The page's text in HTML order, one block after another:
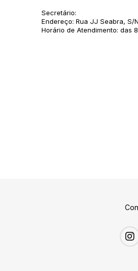
Secretário:
Endereço: Rua JJ Seabra,
Horário de Atendimento: das